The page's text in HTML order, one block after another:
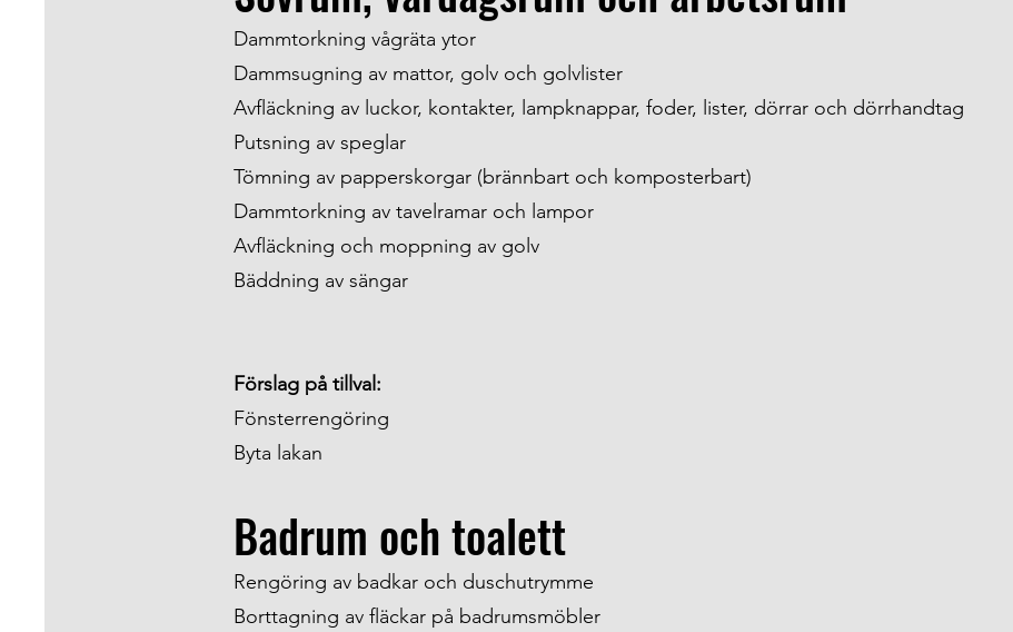
Dammtorkning vågräta ytor
Dammsugning av mattor, golv och golvlister
Avfläckning av luckor, kontakter, lampknappar, foder, lister, dörrar och dörrhandtag
Putsning av speglar
Tömning av papperskorgar (brännbart och komposterbart)
Dammtorkning av tavelramar och lampor
Avfläckning och moppning av golv
Bäddning av sängar
Förslag på tillval:
Fönsterrengöring
Byta lakan
Badrum och toalett
Rengöring av badkar och duschutrymme
Borttagning av fläckar på badrumsmöbler